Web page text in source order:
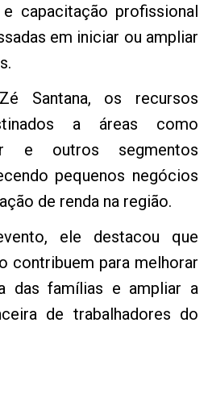
capacitação profissional
em iniciar ou ampliar
Santana, os recursos
a áreas como
e outros segmentos
pequenos negócios
de renda na região.
ele destacou que
contribuem para melhorar
das famílias e ampliar a
de trabalhadores do